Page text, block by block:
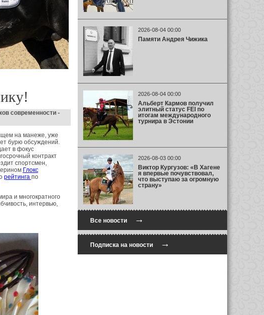
современности -
на манеже, уже
бурю обсуждений.
в фокус
контракт
спортсмен,
Глокс
рейтинга по
и многократного
интервью,
2026-08-04 00:00
Памяти Андрея Чижика
2026-08-04 00:00
Альберт Кармов получил
элитный статус FEI по
итогам международного
турнира в Эстонии
2026-08-03 00:00
Виктор Кургузов: «В Хагене
я впервые почувствовал,
что выступаю за огромную
страну»
Все новости→
Подписка на новости→